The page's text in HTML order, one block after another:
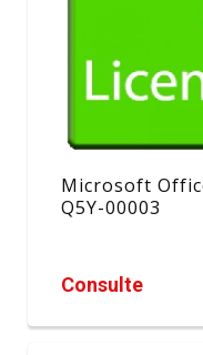
Microsoft
Q5Y-00003
Consulte